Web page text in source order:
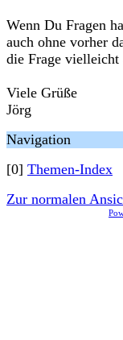
Wenn Du Fragen
auch ohne vorher
die Frage
Viele Grüße
Jörg
Navigation
[0] Themen-Index
Zur normalen